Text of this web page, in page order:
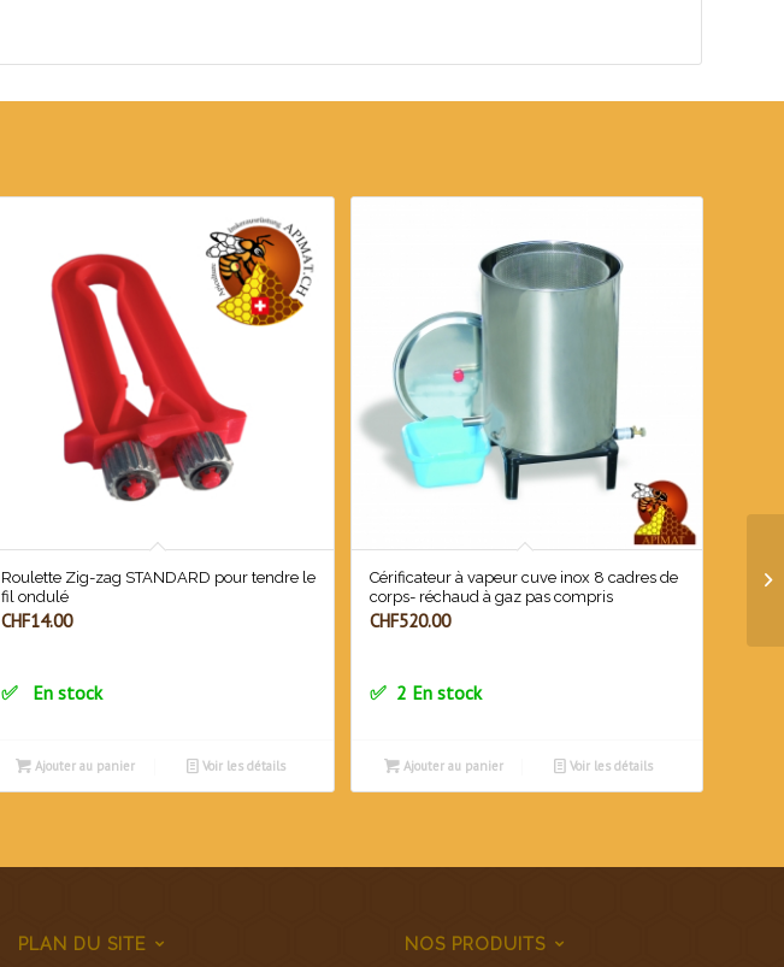
Roulette Zig-zag STANDARD pour tendre le
fil ondulé
CHF14.00
En stock
Ajouter au panier Voir les détails
Cérificateur à vapeur cuve inox 8 cadres de
corps- réchaud à gaz pas compris
CHF520.00
2 En stock
Ajouter au panier Voir les détails
PLAN DU SITE NOS PRODUITS